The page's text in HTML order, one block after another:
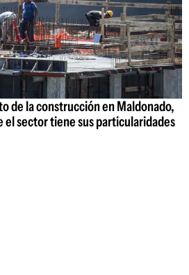
de la construcción en Maldonado,
sector tiene sus particularidades